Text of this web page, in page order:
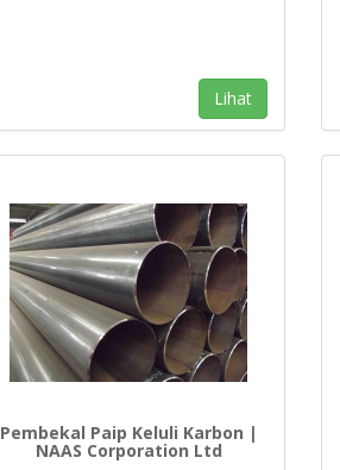
Lihat
Pembekal Paip Keluli Karbon |
NAAS Corporation Ltd